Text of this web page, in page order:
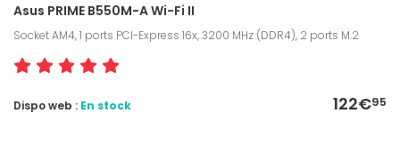
Asus PRIME B550M-A Wi-Fi II
Socket AM4, 1 ports PCI-Express 16x, 3200 MHz (DDR4), 2 ports M.2
122€95
Dispo web : En stock